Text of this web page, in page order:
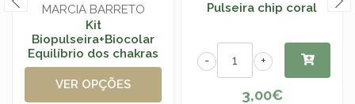
MARCIA BARRETO
Kit
Biopulseira+Biocolar
Equilíbrio dos chakras
VER OPÇÕES
Pulseira chip coral
+
-
3,00€